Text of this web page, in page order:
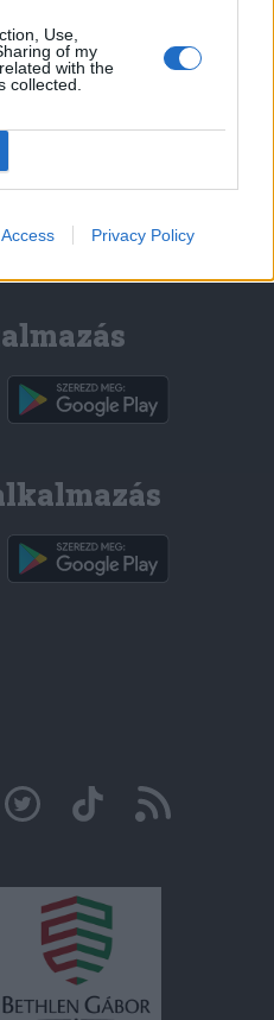
Use,
of my
with the
collected.
Privacy Policy